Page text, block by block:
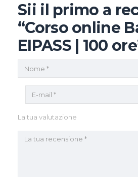
Sii il primo a
“Corso online
EIPASS | 100
La tua valutazione